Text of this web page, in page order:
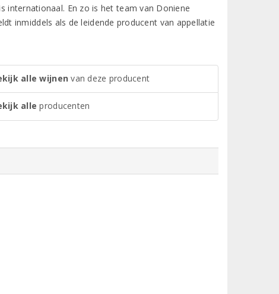
internationaal. En zo is het team van Doniene
inmiddels als de leidende producent van appellatie
alle wijnen van deze producent
alle producenten